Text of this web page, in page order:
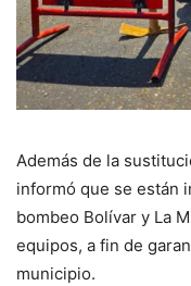
Además de la
informó que se están
bombeo Bolívar y La
equipos, a fin de
municipio.